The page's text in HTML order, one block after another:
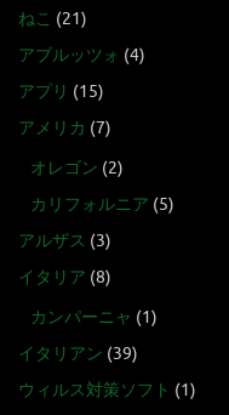
ねこ (21)
アブルッツォ (4)
アプリ (15)
アメリカ (7)
オレゴン (2)
カリフォルニア (5)
アルザス (3)
イタリア (8)
カンパーニャ (1)
イタリアン (39)
ウィルス対策ソフト (1)